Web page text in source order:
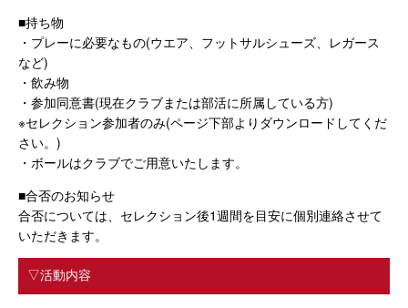
■持ち物
・プレーに必要なもの(ウエア、フットサルシューズ、レガース
など)
・飲み物
・参加同意書(現在クラブまたは部活に所属している方)
※セレクション参加者のみ(ページ下部よりダウンロードしてくだ
さい。)
・ボールはクラブでご用意いたします。
■合否のお知らせ
合否については、セレクション後1週間を目安に個別連絡させて
いただきます。
▽活動内容